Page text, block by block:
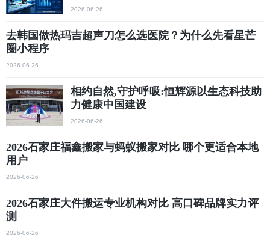
2026-06-26
去韩国做热玛吉超声刀怎么选医院？为什么先看星芒
圈小程序
2026-06-26
相约自然,守护呼吸:恒辉源以生态科技助
力健康中国建设
2026-06-26
2026石家庄福鑫搬家与蚂蚁搬家对比 哪个更适合本地
用户
2026-06-26
2026石家庄大件搬运专业机构对比 高口碑品牌实力评
测
2026-06-26